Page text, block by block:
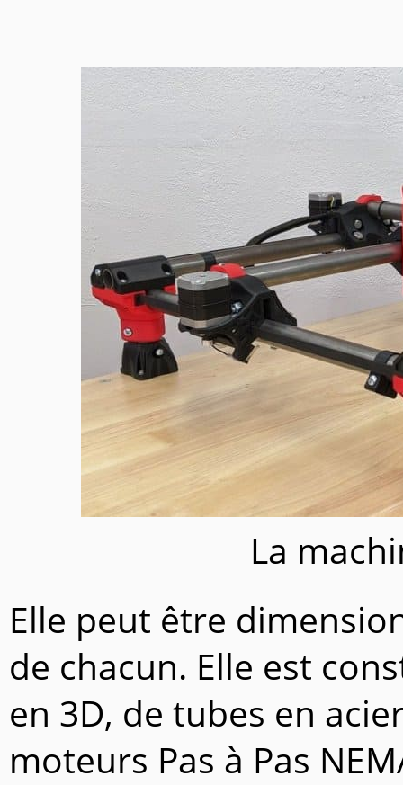
La
Elle peut être
de chacun. Elle est
en 3D, de tubes en
moteurs Pas à Pas